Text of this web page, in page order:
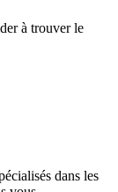
à trouver le
dans les